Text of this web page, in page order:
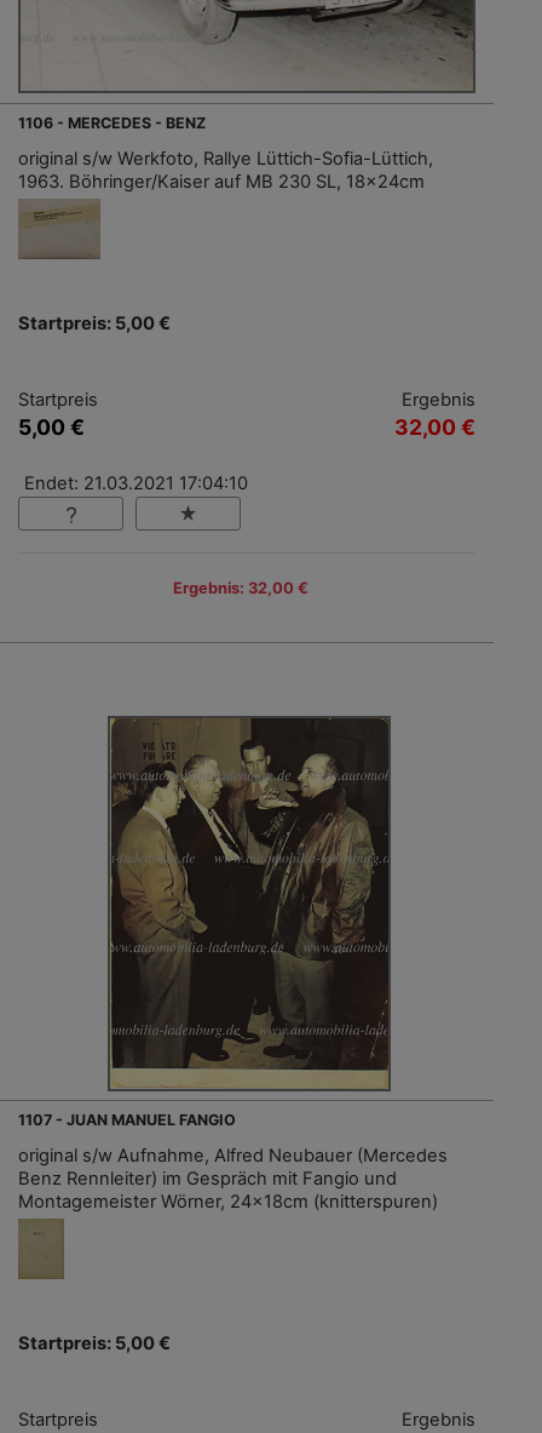
1106 - MERCEDES - BENZ
original s/w Werkfoto, Rallye Lüttich-Sofia-Lüttich,
1963. Böhringer/Kaiser auf MB 230 SL, 18x24cm
Startpreis: 5,00 €
Startpreis
5,00 €
Ergebnis
32,00 €
Endet: 21.03.2021 17:04:10
Ergebnis: 32,00 €
1107 - JUAN MANUEL FANGIO
original s/w Aufnahme, Alfred Neubauer (Mercedes
Benz Rennleiter) im Gespräch mit Fangio und
Montagemeister Wörner, 24x18cm (knitterspuren)
Startpreis: 5,00 €
Startpreis Ergebnis